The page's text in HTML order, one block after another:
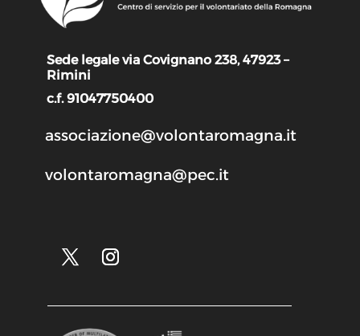
Sede legale via Covignano 238, 47923 –
Rimini
c.f. 91047750400
associazione@volontaromagna.it
volontaromagna@pec.it